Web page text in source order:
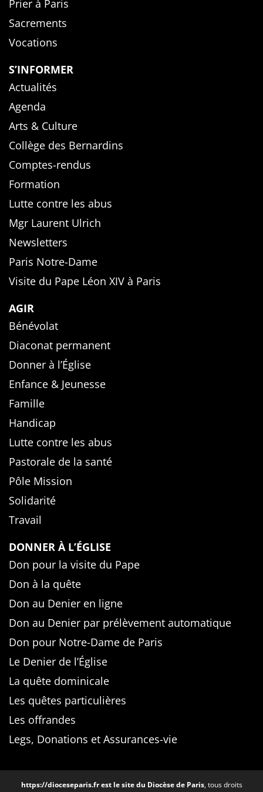
Prier à Paris
Sacrements
Vocations
S’INFORMER
Actualités
Agenda
Arts & Culture
Collège des Bernardins
Comptes-rendus
Formation
Lutte contre les abus
Mgr Laurent Ulrich
Newsletters
Paris Notre-Dame
Visite du Pape Léon XIV à Paris
AGIR
Bénévolat
Diaconat permanent
Donner à l’Église
Enfance & Jeunesse
Famille
Handicap
Lutte contre les abus
Pastorale de la santé
Pôle Mission
Solidarité
Travail
DONNER À L’ÉGLISE
Don pour la visite du Pape
Don à la quête
Don au Denier en ligne
Don au Denier par prélèvement automatique
Don pour Notre-Dame de Paris
Le Denier de l’Église
La quête dominicale
Les quêtes particulières
Les offrandes
Legs, Donations et Assurances-vie
https://dioceseparis.frest le site du Diocèse de Paris, tous droits